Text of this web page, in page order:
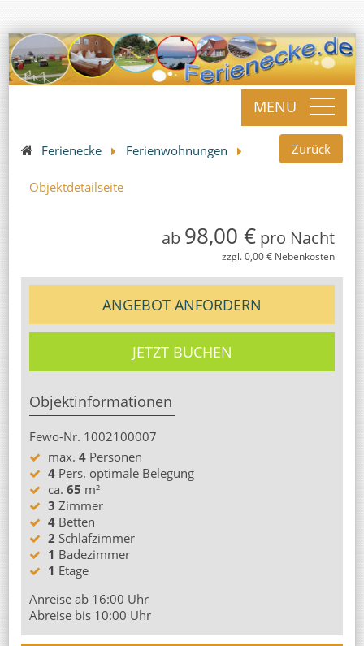
MENU
Ferienecke Ferienwohnungen
Objektdetailseite
Zurück
ab 98,00 € pro Nacht
zzgl. 0,00 € Nebenkosten
ANGEBOT ANFORDERN
JETZT BUCHEN
Objektinformationen
Fewo-Nr. 1002100007
max. 4 Personen
4 Pers. optimale Belegung
ca. 65 m²
3 Zimmer
4 Betten
2 Schlafzimmer
1 Badezimmer
1 Etage
Anreise ab 16:00 Uhr
Abreise bis 10:00 Uhr